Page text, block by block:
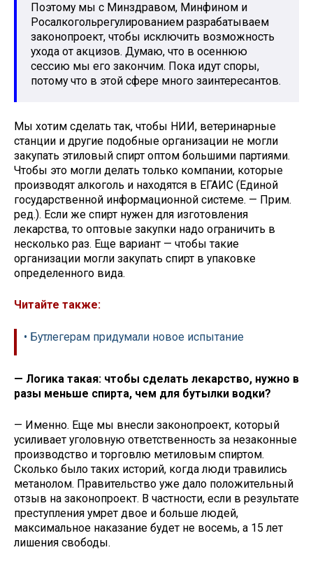
Поэтому мы с Минздравом, Минфином и
Росалкогольрегулированием разрабатываем
законопроект, чтобы исключить возможность
ухода от акцизов. Думаю, что в осеннюю
сессию мы его закончим. Пока идут споры,
потому что в этой сфере много заинтересантов.
Мы хотим сделать так, чтобы НИИ, ветеринарные
станции и другие подобные организации не могли
закупать этиловый спирт оптом большими партиями.
Чтобы это могли делать только компании, которые
производят алкоголь и находятся в ЕГАИС (Единой
государственной информационной системе. — Прим.
ред.). Если же спирт нужен для изготовления
лекарства, то оптовые закупки надо ограничить в
несколько раз. Еще вариант — чтобы такие
организации могли закупать спирт в упаковке
определенного вида.
Читайте также:
• Бутлегерам придумали новое испытание
— Логика такая: чтобы сделать лекарство, нужно в
разы меньше спирта, чем для бутылки водки?
— Именно. Еще мы внесли законопроект, который
усиливает уголовную ответственность за незаконные
производство и торговлю метиловым спиртом.
Сколько было таких историй, когда люди травились
метанолом. Правительство уже дало положительный
отзыв на законопроект. В частности, если в результате
преступления умрет двое и больше людей,
максимальное наказание будет не восемь, а 15 лет
лишения свободы.